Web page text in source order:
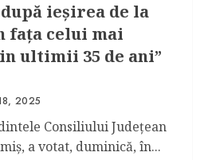
ieșirea de la
fața celui mai
ultimii 35 de ani”
2025
Consiliului Județean
a votat, duminică, în...